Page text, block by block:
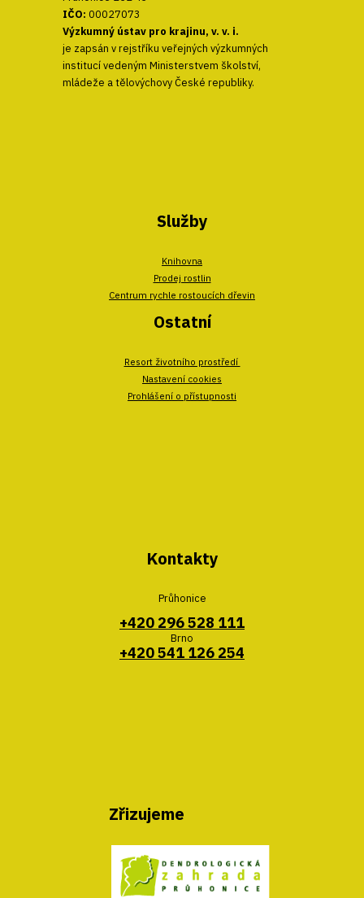
IČO: 00027073
Výzkumný ústav pro krajinu, v. v. i.
je zapsán v rejstříku veřejných výzkumných
institucí vedeným Ministerstvem školství,
mládeže a tělovýchovy České republiky.
Služby
Knihovna
Prodej rostlin
Centrum rychle rostoucích dřevin
Ostatní
Resort životního prostředí
Nastavení cookies
Prohlášení o přístupnosti
Kontakty
Průhonice
+420 296 528 111
Brno
+420 541 126 254
Zřizujeme